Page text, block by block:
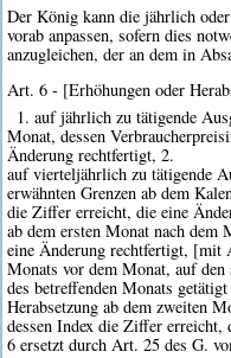
Der König kann die jährlich
vorab anpassen, sofern dies
anzugleichen, der an dem in
Art. 6 - [Erhöhungen oder
1. auf jährlich zu tätigende
Monat, dessen
Änderung rechtfertigt, 2.
auf vierteljährlich zu tätigende
erwähnten Grenzen ab dem
die Ziffer erreicht, die eine
ab dem ersten Monat nach
eine Änderung rechtfertigt, [mit
Monats vor dem Monat, auf den
des betreffenden Monats
Herabsetzung ab dem zweiten
dessen Index die Ziffer
6 ersetzt durch Art. 25 des G.